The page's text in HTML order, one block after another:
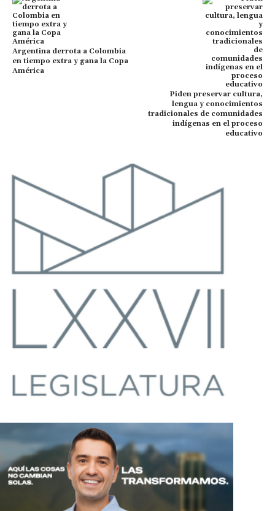
Argentina derrota a Colombia
en tiempo extra y gana la Copa
América
Piden preservar cultura,
lengua y conocimientos
tradicionales de comunidades
indígenas en el proceso
educativo